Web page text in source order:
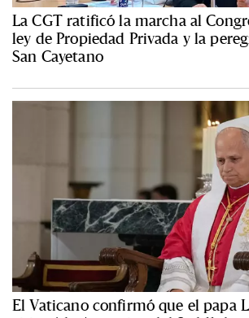
La CGT ratificó la marcha al
ley de Propiedad Privada y la
San Cayetano
El Vaticano confirmó que el papa